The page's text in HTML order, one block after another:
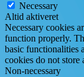
Necessary
Altid aktiveret
Necessary cookies
function properly.
basic functionalities
cookies do not store
Non-necessary